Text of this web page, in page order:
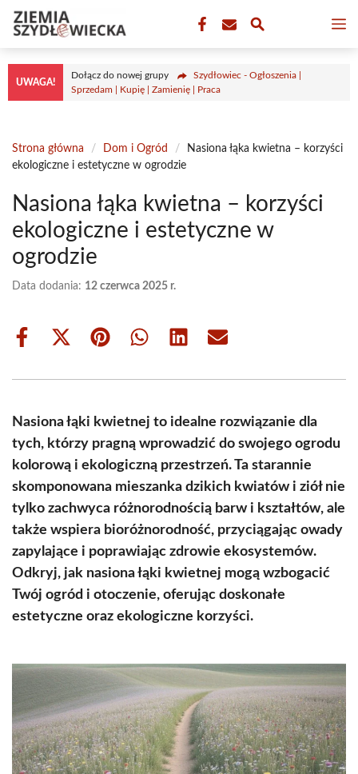
Przejdź
treści
UWAGA!
Dołącz do nowej grupy
Szydłowiec - Ogłoszenia |
Sprzedam | Kupię | Zamienię | Praca
Strona główna / Dom i Ogród /
Nasiona łąka kwietna – korzyści
ekologiczne i estetyczne w ogrodzie
Nasiona łąka kwietna – korzyści
ekologiczne i estetyczne w
ogrodzie
Data dodania: 12 czerwca 2025 r.
Share
Share
(Twitter)
Share Share Share Share
Nasiona łąki kwietnej to idealne rozwiązanie dla
tych, którzy pragną wprowadzić do swojego ogrodu
kolorową i ekologiczną przestrzeń. Ta starannie
skomponowana mieszanka dzikich kwiatów i ziół nie
tylko zachwyca różnorodnością barw i kształtów, ale
także wspiera bioróżnorodność, przyciągając owady
zapylające i poprawiając zdrowie ekosystemów.
Odkryj, jak nasiona łąki kwietnej mogą wzbogacić
Twój ogród i otoczenie, oferując doskonałe
estetyczne oraz ekologiczne korzyści.